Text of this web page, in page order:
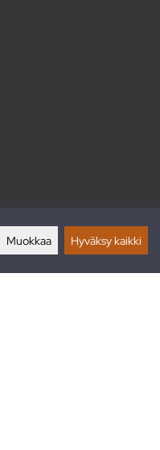
Muokkaa Hyväksy kaikki